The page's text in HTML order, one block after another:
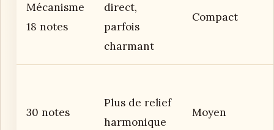
Mécanisme
18 notes
direct,
parfois
charmant
Compact
30 notes
Plus de relief
harmonique
Moyen